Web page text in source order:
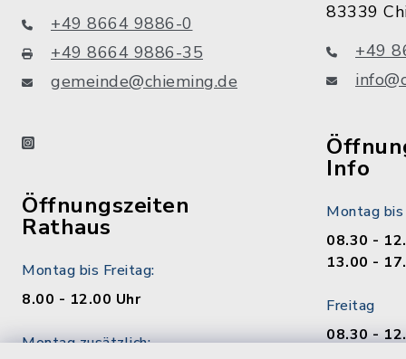
+49 8664 9886-0
+49 8664 9886-35
gemeinde@chieming.de
instagram
Öffnungszeiten
Rathaus
Montag bis Freitag:
8.00 - 12.00 Uhr
Montag zusätzlich:
83339
+49
Info
Montag
08.30 -
13.00 -
Freitag
08.30 -